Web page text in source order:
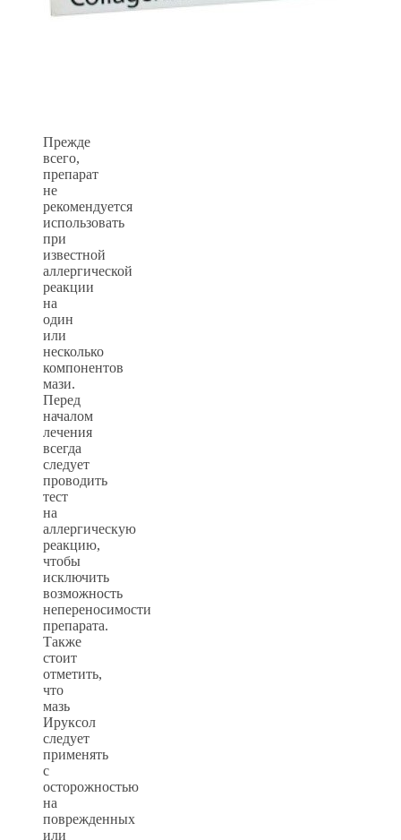
Прежде
всего,
препарат
не
рекомендуется
использовать
при
известной
аллергической
реакции
на
один
или
несколько
компонентов
мази.
Перед
началом
лечения
всегда
следует
проводить
тест
на
аллергическую
реакцию,
чтобы
исключить
возможность
непереносимости
препарата.
Также
стоит
отметить,
что
мазь
Ируксол
следует
применять
с
осторожностью
на
поврежденных
или